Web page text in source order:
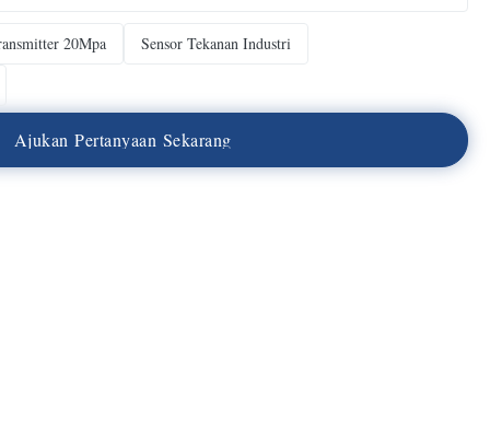
20Mpa
Sensor Tekanan Industri
Ajukan Pertanyaan Sekarang